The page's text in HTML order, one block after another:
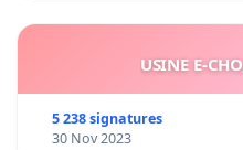
USINE E-
5 238 signatures
30 Nov 2023